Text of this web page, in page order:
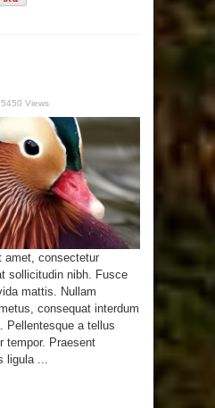
5450 Views
amet, consectetur
sollicitudin nibh. Fusce
mattis. Nullam
consequat interdum
Pellentesque a tellus
tempor. Praesent
ligula ...